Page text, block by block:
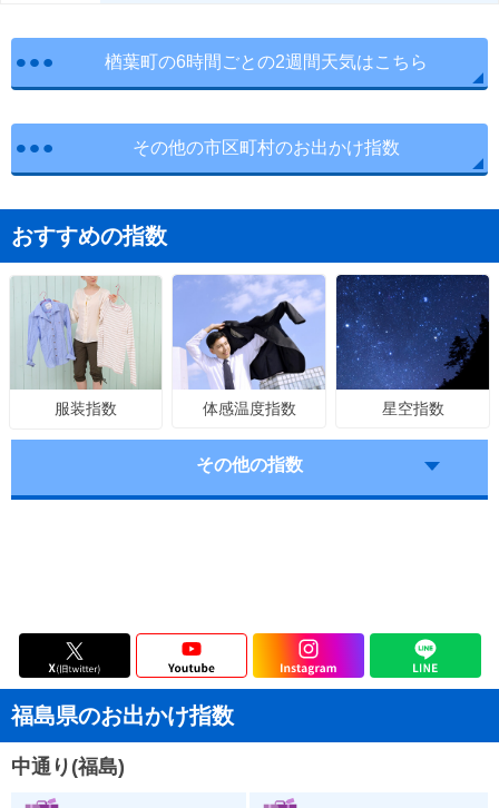
楢葉町の6時間ごとの2週間天気はこちら
その他の市区町村のお出かけ指数
おすすめの指数
服装指数 体感温度指数 星空指数
その他の指数
福島県のお出かけ指数
中通り(福島)